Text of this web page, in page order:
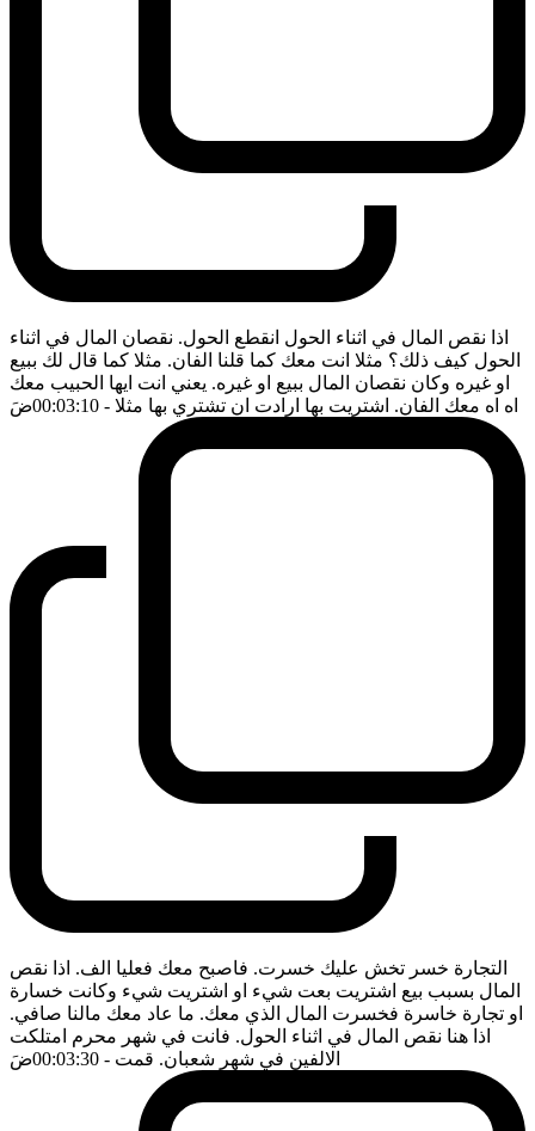
اذا نقص المال في اثناء الحول انقطع الحول. نقصان المال في اثناء
الحول كيف ذلك؟ مثلا انت معك كما قلنا الفان. مثلا كما قال لك ببيع
او غيره وكان نقصان المال ببيع او غيره. يعني انت ايها الحبيب معك
اه اه معك الفان. اشتريت بها ارادت ان تشتري بها مثلا - 00:03:10 ضَ
التجارة خسر تخش عليك خسرت. فاصبح معك فعليا الف. اذا نقص
المال بسبب بيع اشتريت بعت شيء او اشتريت شيء وكانت خسارة
او تجارة خاسرة فخسرت المال الذي معك. ما عاد معك مالنا صافي.
اذا هنا نقص المال في اثناء الحول. فانت في شهر محرم امتلكت
الالفين في شهر شعبان. قمت - 00:03:30 ضَ